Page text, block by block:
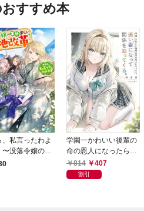
すすめ本
、私言ったわよ
没落令嬢の案
い領地改革〜
学園一かわいい後輩の
命の恩人になったら、
通い妻になって関係を
迫ってくる。
814 407
割引